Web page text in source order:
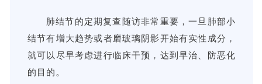
肺结节的定期复查随访非常重要，一旦肺部小
结节有增大趋势或者磨玻璃阴影开始有实性成分，
就可以尽早考虑进行临床干预，达到早治、防恶化
的目的 。